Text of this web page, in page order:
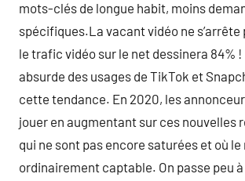
mots-clés de longue habit, moins
spécifiques.La vacant vidéo ne s’arrête
le trafic vidéo sur le net dessinera 84%
absurde des usages de TikTok et
cette tendance. En 2020, les
jouer en augmentant sur ces nouvelles
qui ne sont pas encore saturées et où
ordinairement captable. On passe peu à